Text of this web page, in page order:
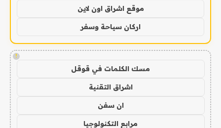
موقع اشراق اون لاين
اركان سياحة وسفر
!
مسك الكلمات في قوقل
اشراق التقنية
ان سفن
مرابع التكنولوجيا